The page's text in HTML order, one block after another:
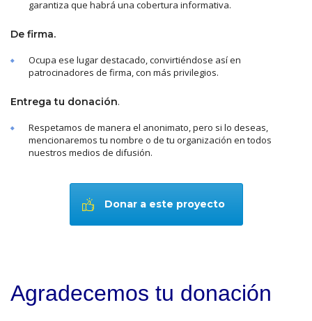
garantiza que habrá una cobertura informativa.
De firma.
Ocupa ese lugar destacado, convirtiéndose así en
patrocinadores de firma, con más privilegios.
Entrega tu donación.
Respetamos de manera el anonimato, pero si lo deseas,
mencionaremos tu nombre o de tu organización en todos
nuestros medios de difusión.
Donar a este proyecto
Agradecemos tu donación